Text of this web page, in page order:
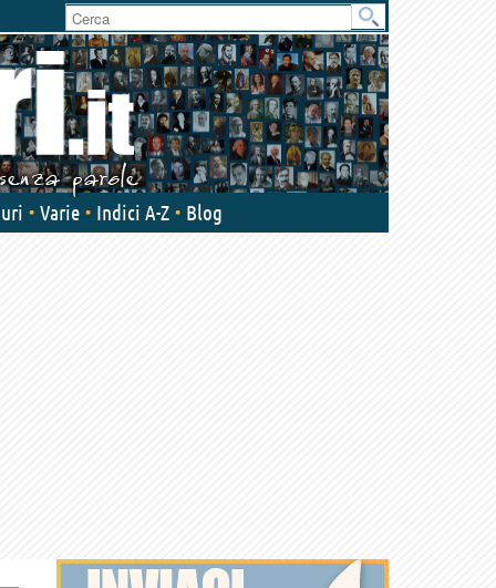
User
area
Varie Indici A-Z Blog